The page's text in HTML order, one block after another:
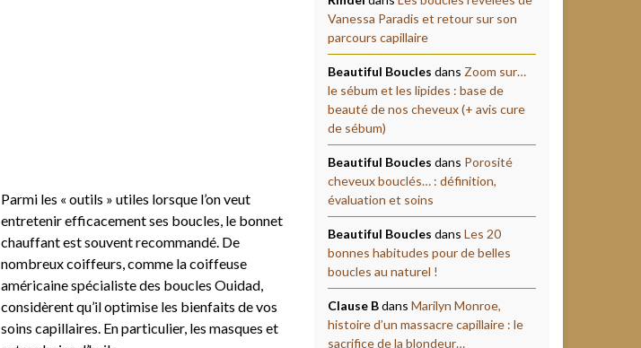
Parmi les « outils » utiles lorsque l’on veut
entretenir efficacement ses boucles, le bonnet
chauffant est souvent recommandé. De
nombreux coiffeurs, comme la coiffeuse
américaine spécialiste des boucles Ouidad,
considèrent qu’il optimise les bienfaits de vos
soins capillaires. En particulier, les masques et
Vanessa Paradis et retour sur son
parcours capillaire
Beautiful Boucles dans Zoom sur…
le sébum et les lipides : base de
beauté de nos cheveux (+ avis cure
de sébum)
Beautiful Boucles dans Porosité
cheveux bouclés… : définition,
évaluation et soins
Beautiful Boucles dans Les 20
bonnes habitudes pour de belles
boucles au naturel !
Clause Bdans Marilyn Monroe,
histoire d’un massacre capillaire : le
sacrifice de la blondeur…